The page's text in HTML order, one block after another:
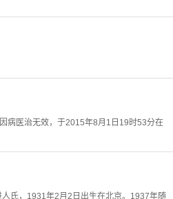
病医治无效，于2015年8月1日19时53分在
氏，1931年2月2日出生在北京。1937年随